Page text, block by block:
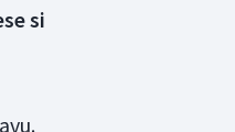
si